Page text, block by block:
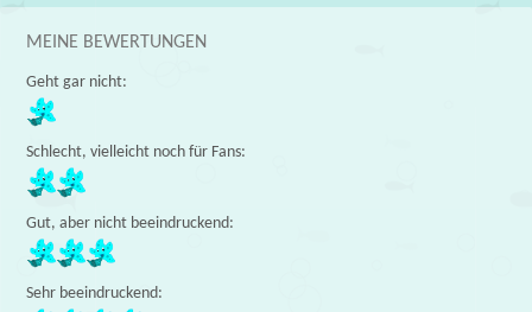
MEINE BEWERTUNGEN
Geht gar nicht:
Schlecht, vielleicht noch für Fans:
Gut, aber nicht beeindruckend:
Sehr beeindruckend: